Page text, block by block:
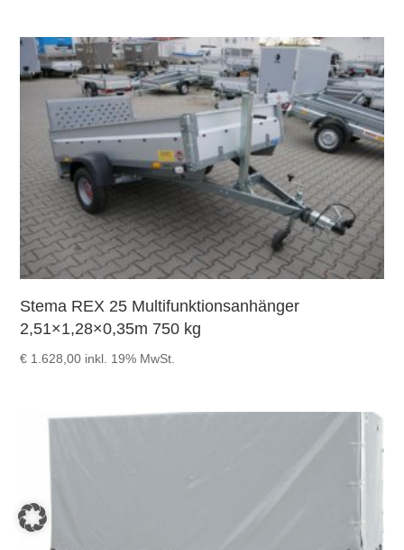
Stema REX 25 Multifunktionsanhänger
2,51×1,28×0,35m 750 kg
€ 1.628,00 inkl. 19% MwSt.